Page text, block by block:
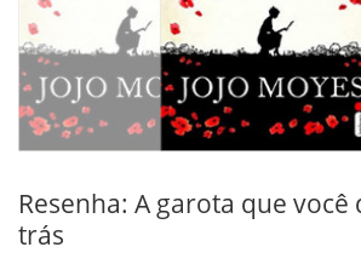
Resenha: A garota que você
trás